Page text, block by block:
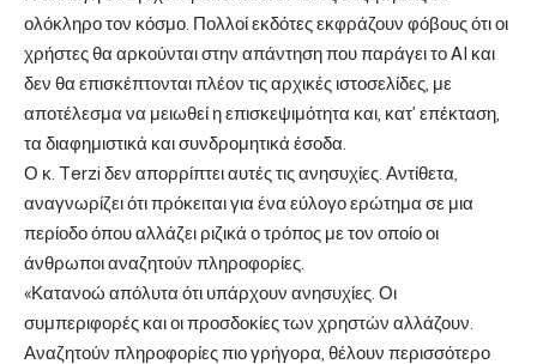
ολόκληρο τον κόσμο. Πολλοί εκδότες εκφράζουν φόβους ότι οι
χρήστες θα αρκούνται στην απάντηση που παράγει το AI και
δεν θα επισκέπτονται πλέον τις αρχικές ιστοσελίδες, με
αποτέλεσμα να μειωθεί η επισκεψιμότητα και, κατ’ επέκταση,
τα διαφημιστικά και συνδρομητικά έσοδα.
Ο κ. Terzi δεν απορρίπτει αυτές τις ανησυχίες. Αντίθετα,
αναγνωρίζει ότι πρόκειται για ένα εύλογο ερώτημα σε μια
περίοδο όπου αλλάζει ριζικά ο τρόπος με τον οποίο οι
άνθρωποι αναζητούν πληροφορίες.
«Κατανοώ απόλυτα ότι υπάρχουν ανησυχίες. Οι
συμπεριφορές και οι προσδοκίες των χρηστών αλλάζουν.
Αναζητούν πληροφορίες πιο γρήγορα, θέλουν περισσότερο